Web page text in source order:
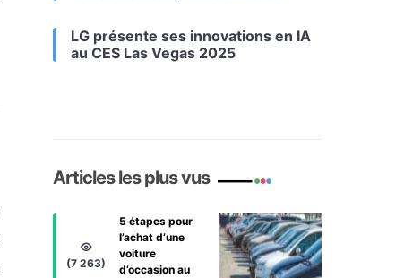
LG présente ses innovations en IA
au CES Las Vegas 2025
Articles les plus vus
5 étapes pour
l’achat d’une
voiture
d’occasion au
(7 263)